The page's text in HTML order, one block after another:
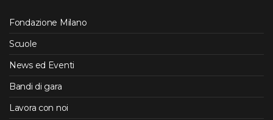
Fondazione Milano
Scuole
News ed Eventi
Bandi di gara
Lavora con noi